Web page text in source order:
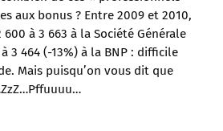
aux bonus ? Entre 2009 et 2010,
à 3 663 à la Société Générale
3 464 (-13%) à la BNP : difficile
Mais puisqu’on vous dit que